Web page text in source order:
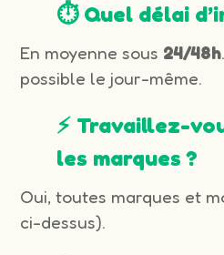
⏱️ Quel délai
En moyenne sous 24/48h
possible le jour-même.
⚡ Travaillez-
les marques ?
Oui, toutes marques et
ci-dessus).